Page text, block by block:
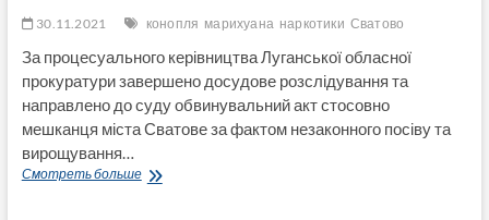
30.11.2021 конопля марихуана наркотики Сватово
За процесуального керівництва Луганської обласної
прокуратури завершено досудове розслідування та
направлено до суду обвинувальний акт стосовно
мешканця міста Сватове за фактом незаконного посіву та
вирощування…
Смотреть большеУ